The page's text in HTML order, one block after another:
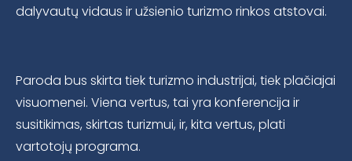
dalyvautų vidaus ir užsienio turizmo rinkos atstovai.
Paroda bus skirta tiek turizmo industrijai, tiek plačiajai
visuomenei. Viena vertus, tai yra konferencija ir
susitikimas, skirtas turizmui, ir, kita vertus, plati
vartotojų programa.